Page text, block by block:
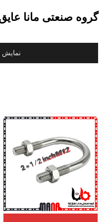
گروه صنعتی مانا عایق
نمایش